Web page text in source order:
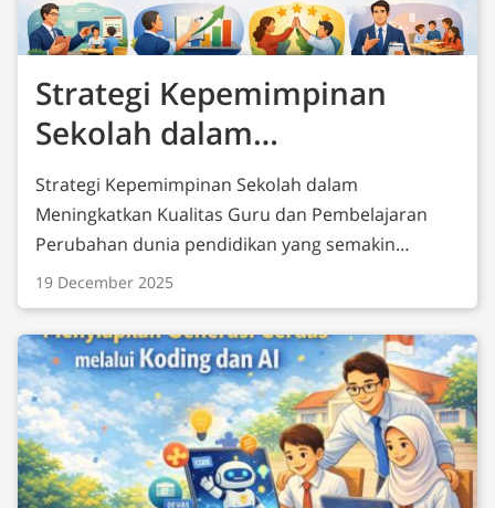
Strategi Kepemimpinan
Sekolah dalam
Meningkatkan Kualitas
Guru dan Pembelajaran
Strategi Kepemimpinan Sekolah dalam
Meningkatkan Kualitas Guru dan Pembelajaran
Perubahan dunia pendidikan yang semakin
dinamis menuntut sekolah untuk terus
meningkatkan kualitas pembelajaran. Salah satu
kunci keberhasilan peningkatan mutu pendidikan
terletak pada kinerja guru. Oleh karena itu,
Teachers Performance Management (TPM)
menjadi aspek penting yang perlu dikelola secara
strategis oleh school leader (kepala sekolah dan
tim manajemen). Peran School Leader dalam
19 December 2025